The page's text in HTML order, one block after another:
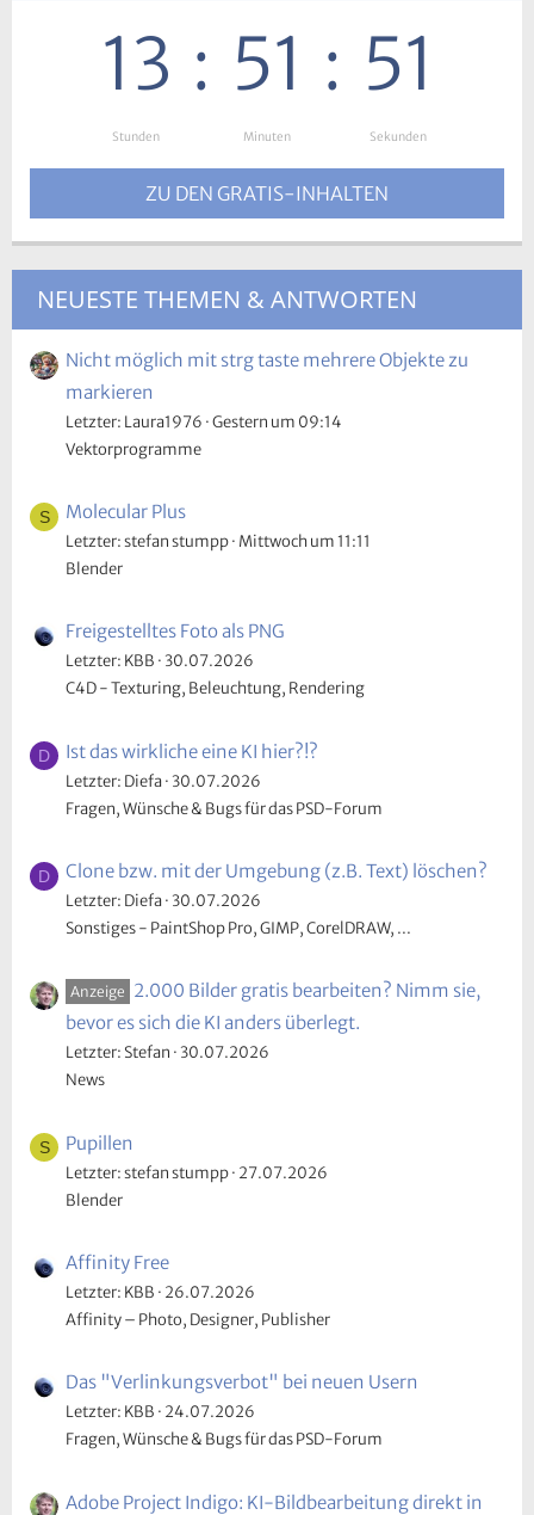
13
Stunden
: 51
Minuten
: 50
Sekunden
ZU DEN GRATIS-INHALTEN
NEUESTE THEMEN & ANTWORTEN
Nicht möglich mit strg taste mehrere Objekte zu
markieren
Letzter: Laura1976 Gestern um 09:14
Vektorprogramme
S Molecular Plus
Letzter: stefan stumpp Mittwoch um 11:11
Blender
Freigestelltes Foto als PNG
Letzter: KBB 30.07.2026
C4D - Texturing, Beleuchtung, Rendering
D Ist das wirkliche eine KI hier?!?
Letzter: Diefa 30.07.2026
Fragen, Wünsche & Bugs für das PSD-Forum
D Clone bzw. mit der Umgebung (z.B. Text) löschen?
Letzter: Diefa 30.07.2026
Sonstiges - PaintShop Pro, GIMP, CorelDRAW, ...
Anzeige 2.000 Bilder gratis bearbeiten? Nimm sie,
bevor es sich die KI anders überlegt.
Letzter: Stefan 30.07.2026
News
S Pupillen
Letzter: stefan stumpp 27.07.2026
Blender
Affinity Free
Letzter: KBB 26.07.2026
Affinity – Photo, Designer, Publisher
Das "Verlinkungsverbot" bei neuen Usern
Letzter: KBB 24.07.2026
Fragen, Wünsche & Bugs für das PSD-Forum
Adobe Project Indigo: KI-Bildbearbeitung direkt in